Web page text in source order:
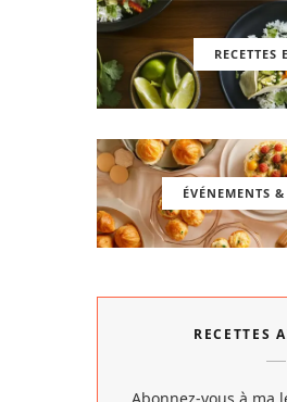
RECETTES
ÉVÉNEMENTS
RECETTES